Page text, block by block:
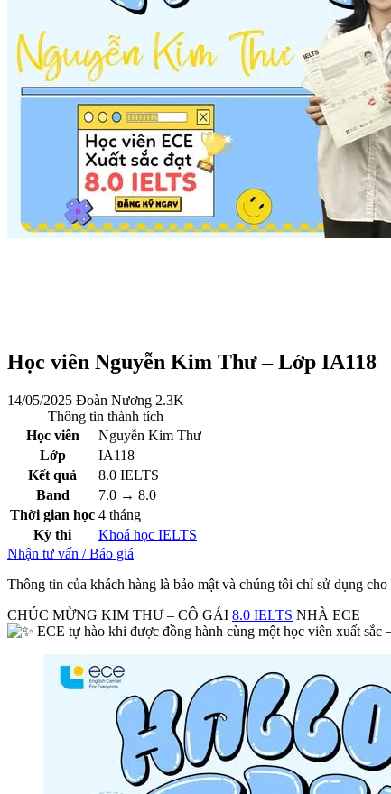
Học viên Nguyễn Kim Thư – Lớp IA118
14/05/2025 Đoàn Nương 2.3K
Thông tin thành tích
Học viên
Nguyễn Kim Thư
Lớp
IA118
Kết quả
8.0 IELTS
Band
7.0 → 8.0
Thời gian học 4 tháng
Kỳ thi
Khoá học IELTS
Nhận tư vấn / Báo giá
Thông tin của khách hàng là bảo mật và chúng tôi chỉ sử dụng
CHÚC MỪNG KIM THƯ – CÔ GÁI 8.0 IELTS NHÀ ECE
ECE tự hào khi được đồng hành cùng một học viên xuất